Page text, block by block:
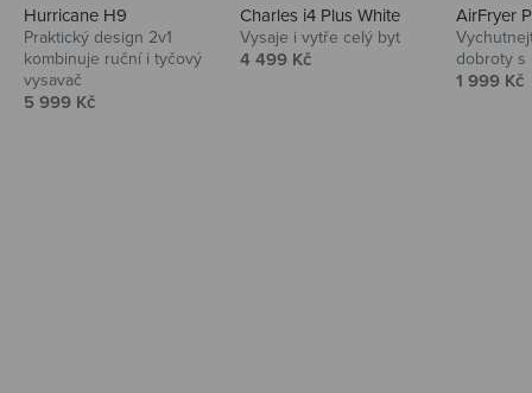
Hurricane H9
Praktický design 2v1
kombinuje ruční i tyčový
vysavač
Prodejní cena
5 999 Kč
Charles i4 Plus White
Vysaje i vytře celý byt
Prodejní cena
4 499 Kč
AirFryer
dobroty s
Prodejní
1 999 Kč
Audio
Niceboy sluchátka a repráky ti padnou
do noty.